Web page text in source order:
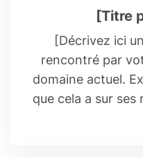
[Titre
[Décrivez ici
rencontré par
domaine actuel.
que cela a sur